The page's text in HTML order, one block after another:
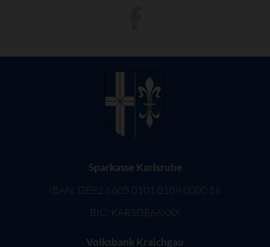
Sparkasse Karlsruhe
IBAN: DE82 6605 0101 0109 0000 18
BIC: KARSDE66XXX
Volksbank Kraichgau